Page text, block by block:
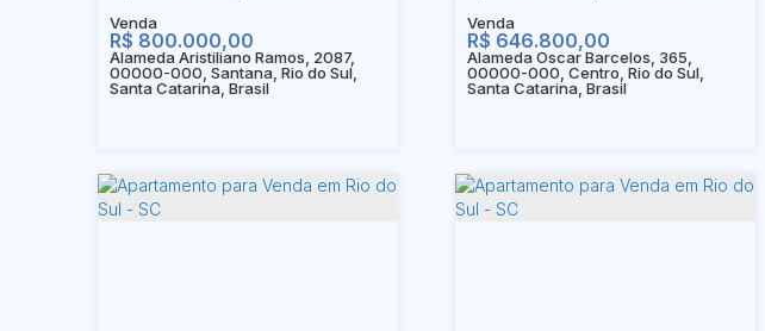
R$ 800.000,00
Alameda Aristiliano Ramos, 2087,
00000-000, Santana, Rio do Sul,
Santa Catarina, Brasil
R$ 646.800,00
Alameda Oscar Barcelos, 365,
00000-000, Centro, Rio do Sul,
Santa Catarina, Brasil